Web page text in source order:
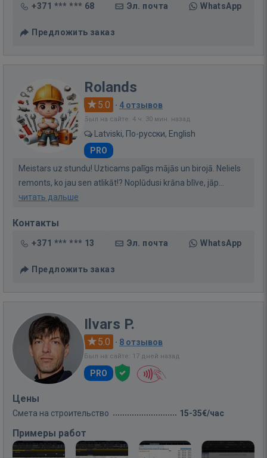
+371 *** *** 68 Эл. почта WhatsApp
Предложить заказ
Rolands
5.0 · 4 отзывов
Был на сайте: 4 ч. 30 мин. назад
Latviski, По-русски, English
PRO
Meistars uz stundu! Uzticams palīgs mājās un birojā. Neliels
remonts, ko jau sen atlikāt!? Noplūdusi krāna blīve, jāp...
читать дальше
Контакты
+371 *** *** 13 Эл. почта WhatsApp
Предложить заказ
Ilvars P.
5.0 · 8 отзывов
Был на сайте: 17 дней назад
PRO
Цены
Смета на строительство 15-35€/час
Примеры работ